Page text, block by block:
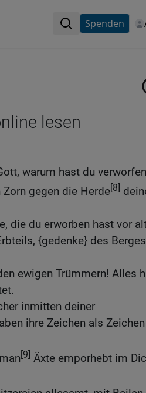
Spenden
lesen
warum hast du
gegen die Herde[8]
die du erworben hast vor
{gedenke} des
ewigen Trümmern! Alles
inmitten deiner
ihre Zeichen als
[9] Äxte emporhebt im